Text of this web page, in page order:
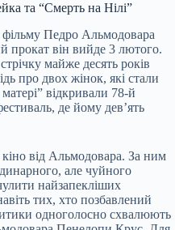
та “Смерть на Нілі”
Педро Альмодовара
прокат він вийде 3 лютого.
майже десять років
про двох жінок, які стали
відкривали 78-й
де йому дев’ять
від Альмодовара. За ним
але чуйного
найзапекліших
тих, хто позбавлений
одноголосно схвалюють